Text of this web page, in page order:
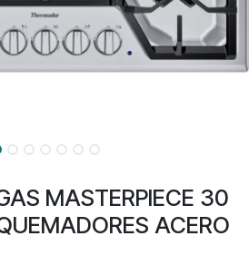
MASTERPIECE 30
ACERO